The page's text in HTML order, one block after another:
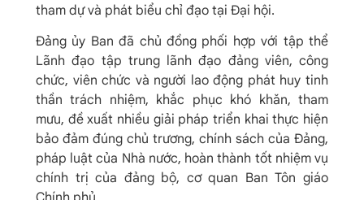
tham dự và phát biểu chỉ đạo tại Đại hội.
Đảng ủy Ban đã chủ đồng phối hợp với tập thể
Lãnh đạo tập trung lãnh đạo đảng viên, công
chức, viên chức và người lao động phát huy tinh
thần trách nhiệm, khắc phục khó khăn, tham
mưu, đề xuất nhiều giải pháp triển khai thực hiện
bảo đảm đúng chủ trương, chính sách của Đảng,
pháp luật của Nhà nước, hoàn thành tốt nhiệm vụ
chính trị của đảng bộ, cơ quan Ban Tôn giáo